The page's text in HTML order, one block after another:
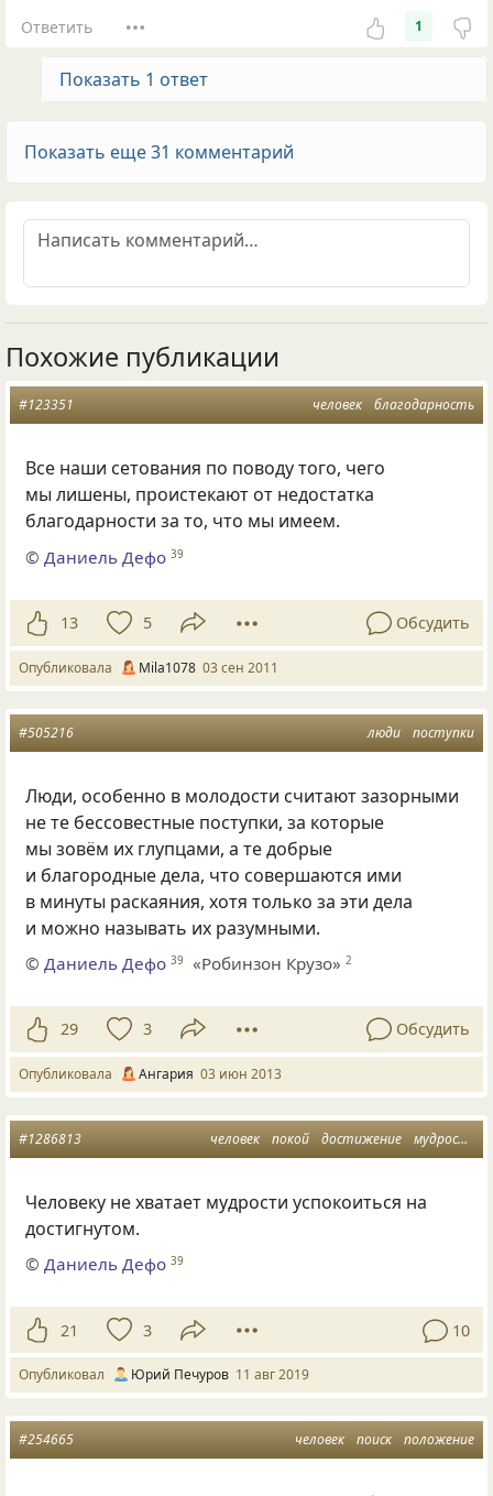
Ответить 1
Показать 1 ответ
Показать еще 31 комментарий
Похожие публикации
человек благодарность
#123351
Все наши сетования по поводу того, чего
мы лишены, проистекают от недостатка
благодарности за то, что мы имеем.
© Даниель Дефо 39
13 5 Обсудить
Опубликовала Mila1078 03 сен 2011
люди поступки
#505216
Люди, особенно в молодости считают зазорными
не те бессовестные поступки, за которые
мы зовём их глупцами, а те добрые
и благородные дела, что совершаются ими
в минуты раскаяния, хотя только за эти дела
и можно называть их разумными.
©Даниель Дефо 39 «Робинзон Крузо» 2
29 3 Обсудить
Опубликовала Ангария 03 июн 2013
человек покой достижение мудрость
#1286813
Человеку не хватает мудрости успокоиться на
достигнутом.
©Даниель Дефо 39
21 3 10
Опубликовал Юрий Печуров 11 авг 2019
человек поиск положение
#254665